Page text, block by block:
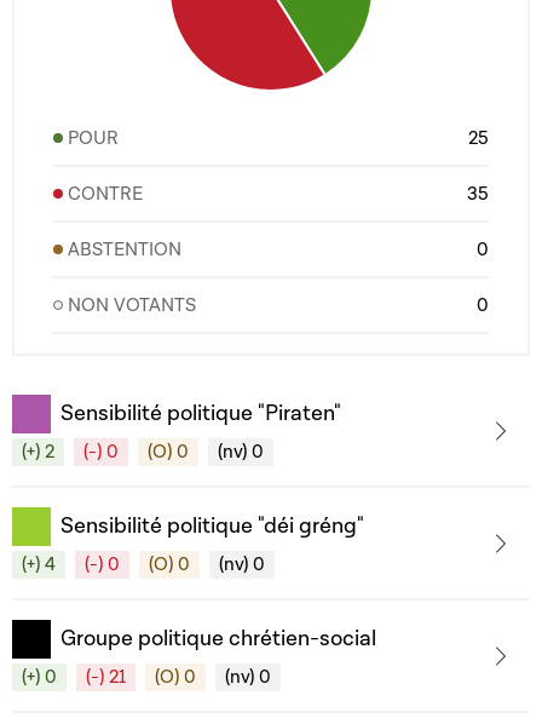
POUR 25
CONTRE 35
ABSTENTION 0
NON VOTANTS 0
Sensibilité politique "Piraten"
(+) 2 (-) 0 (O) 0 (nv) 0
Sensibilité politique "déi gréng"
(+) 4 (-) 0 (O) 0 (nv) 0
Groupe politique chrétien-social
(+) 0 (-) 21 (O) 0 (nv) 0